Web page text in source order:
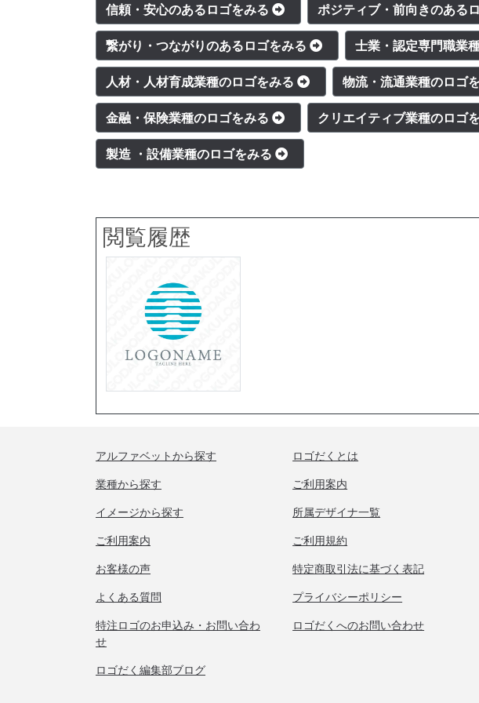
信頼・安心のあるロゴをみる ポジティブ・前向きのある
繋がり・つながりのあるロゴをみる 士業・認定専門職業
人材・人材育成業種のロゴをみる 物流・流通業種のロゴ
金融・保険業種のロゴをみる クリエイティブ業種のロゴ
製造 ・設備業種のロゴをみる
閲覧履歴
アルファベットから探す
業種から探す
イメージから探す
ご利用案内
お客様の声
よくある質問
特注ロゴのお申込み・お問い合わ
せ
ロゴだく編集部ブログ
ロゴだくとは
ご利用案内
所属デザイナ一覧
ご利用規約
特定商取引法に基づく表記
プライバシーポリシー
ロゴだくへのお問い合わせ